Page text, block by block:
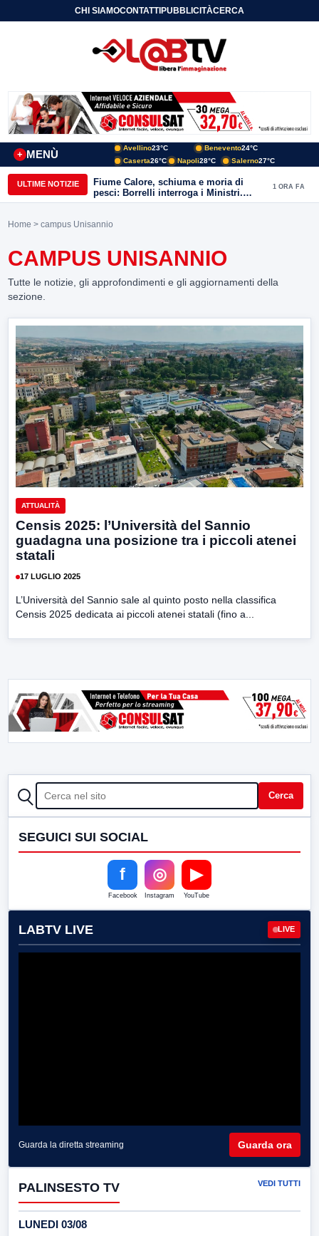
CHI SIAMOCONTATTIPUBBLICITÀCERCA
MENÙ
+
Avellino23°C Benevento24°C
Caserta26°C Napoli28°C Salerno27°C
ULTIME NOTIZIE
Fiume Calore, schiuma e moria di
pesci: Borrelli interroga i Ministri.
“Benevento paga l’assenza del
1 ORA FA
Home > campus Unisannio
CAMPUS UNISANNIO
Tutte le notizie, gli approfondimenti e gli aggiornamenti della
sezione.
ATTUALITÀ
Censis 2025: l’Università del Sannio
guadagna una posizione tra i piccoli atenei
statali
17 LUGLIO 2025
L’Università del Sannio sale al quinto posto nella classifica
Censis 2025 dedicata ai piccoli atenei statali (fino a...
CERCA Cerca
SEGUICI SUI SOCIAL
f
Facebook
◎
Instagram
▶
YouTube
LABTV LIVE LIVE
Guarda la diretta streaming Guarda ora
PALINSESTO TV VEDI TUTTI
LUNEDI 03/08